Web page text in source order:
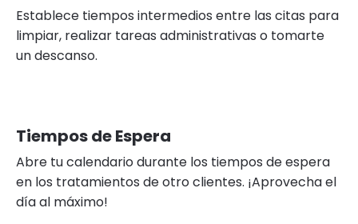
Establece tiempos intermedios entre las citas para
limpiar, realizar tareas administrativas o tomarte
un descanso.
Tiempos de Espera
Abre tu calendario durante los tiempos de espera
en los tratamientos de otro clientes. ¡Aprovecha el
día al máximo!